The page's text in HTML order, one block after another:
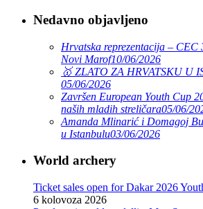
Nedavno objavljeno
Hrvatska reprezentacija – CEC
Novi Marof10/06/2026
🥇 ZLATO ZA HRVATSKU U
05/06/2026
Završen European Youth Cup
naših mladih streličara05/06/
Amanda Mlinarić i Domagoj
u Istanbulu03/06/2026
World archery
Ticket sales open for Dakar 2026
6 kolovoza 2026